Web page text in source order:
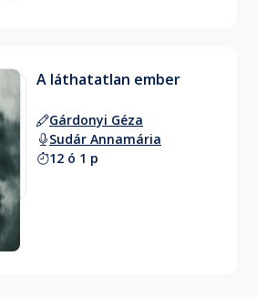
A láthatatlan ember
Gárdonyi Géza
Sudár Annamária
12 ó 1 p